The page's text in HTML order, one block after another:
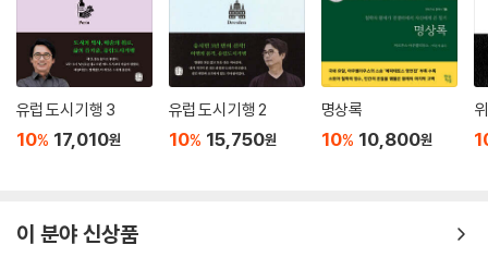
천자로서 내일을 더 살기로 결심하는 구체적인 경험이 존재한다면, 인생이
무의미하다는 전제는 거짓이 되는 것이다. (‘유의미 논증’).
유의미 논증은 무의미 논증보다 논리적으로 더 탄탄하다. 왜냐하면 논증은
더 확실한 것을 전제로 삼아 덜 확실한 것으로 진행될 때 더 탄탄하기 때문
이다. 무의미 논증은 우리가 직접 확인할 수 없는 추상적인 진술을 내세운
의미를 찾으려는 시도이다.
유럽 도시 기행 3
10% 17,010원
유럽 도시 기행 2
10% 15,750원
명상록
10% 10,800원
이 분야 신상품